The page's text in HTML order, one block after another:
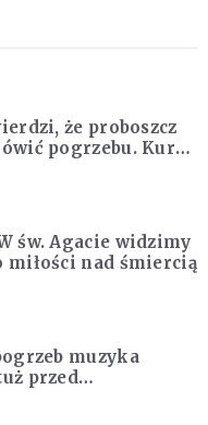
że proboszcz
pogrzebu. Kuria
św. Agacie widzimy
miłości nad śmiercią
muzyka
przed
Powodem była